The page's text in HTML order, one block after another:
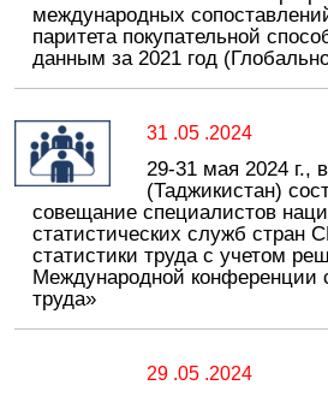
международных
паритета покупательной
данным за 2021 год
31 .05 .2024
29-31 мая 2024 г.,
(Таджикистан)
совещание специалистов
статистических служб стран
статистики труда с учетом
Международной конференции
труда»
29 .05 .2024